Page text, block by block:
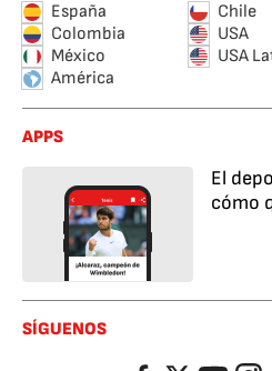
España
Chile
Colombia
USA
México
USA
América
APPS
El
cómo
SÍGUENOS